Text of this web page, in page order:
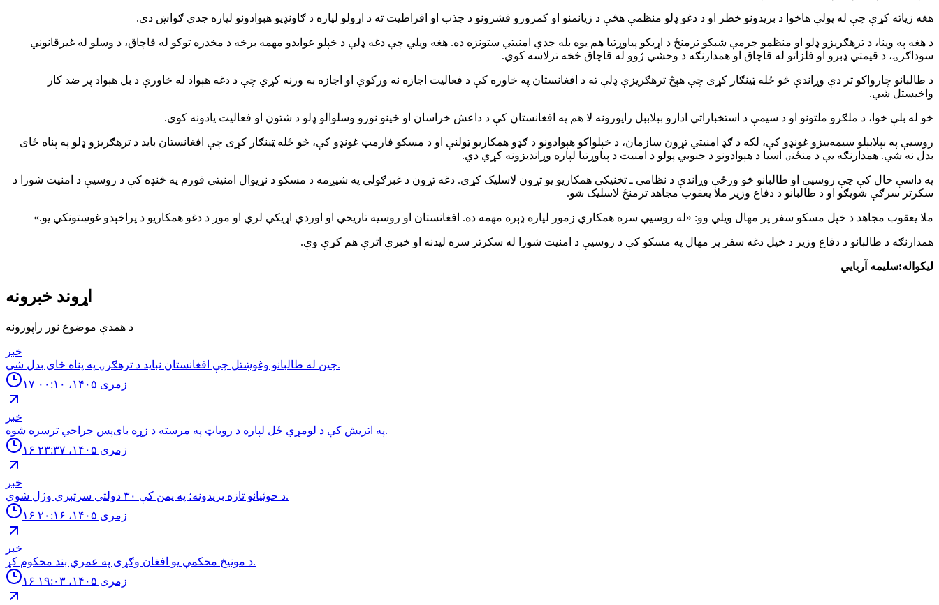
هغه زیاته کړې چې له پولې هاخوا د بریدونو خطر او د دغو ډلو منظمې هڅې د زیانمنو او کمزورو قشرونو د جذب او افراطیت ته د اړولو لپاره د ګاونډیو هېوادونو لپاره جدي ګواښ دی.
د هغه په وینا، د ترهګریزو ډلو او منظمو جرمې شبکو ترمنځ د اړیکو پیاوړتیا هم یوه بله جدي امنیتي ستونزه ده. هغه ویلي چې دغه ډلې د خپلو عوایدو مهمه برخه د مخدره توکو له قاچاق، د وسلو له غیرقانوني
سوداګرۍ، د قیمتي ډبرو او فلزاتو له قاچاق او همدارنګه د وحشي ژوو له قاچاق څخه ترلاسه کوي.
د طالبانو چارواکو تر دې وړاندې څو ځله ټینګار کړی چې هېڅ ترهګریزې ډلې ته د افغانستان په خاوره کې د فعالیت اجازه نه ورکوي او اجازه به ورنه کړي چې د دغه هېواد له خاورې د بل هېواد پر ضد کار
واخیستل شي.
خو له بلې خوا، د ملګرو ملتونو او د سیمې د استخباراتي ادارو بېلابېل راپورونه لا هم په افغانستان کې د داعش خراسان او ځینو نورو وسلوالو ډلو د شتون او فعالیت یادونه کوي.
روسیې په بېلابېلو سیمه‌ییزو غونډو کې، لکه د ګډ امنیتي تړون سازمان، د خپلواکو هېوادونو د ګډو همکاریو ټولنې او د مسکو فارمټ غونډو کې، څو ځله ټینګار کړی چې افغانستان باید د ترهګریزو ډلو په پناه ځای
بدل نه شي. همدارنګه یې د منځنۍ اسیا د هېوادونو د جنوبي پولو د امنیت د پیاوړتیا لپاره وړاندیزونه کړي دي.
په داسې حال کې چې روسیې او طالبانو څو ورځې وړاندې د نظامي ـ تخنیکي همکاریو یو تړون لاسلیک کړی. دغه تړون د غبرګولي په شپږمه د مسکو د نړیوال امنیتي فورم په څنډه کې د روسیې د امنیت شورا د
سکرتر سرګې شویګو او د طالبانو د دفاع وزیر ملا یعقوب مجاهد ترمنځ لاسلیک شو.
ملا یعقوب مجاهد د خپل مسکو سفر پر مهال ویلي وو: «له روسیې سره همکاري زموږ لپاره ډېره مهمه ده. افغانستان او روسیه تاریخي او اوږدې اړیکې لري او موږ د دغو همکاریو د پراخېدو غوښتونکي یو.»
همدارنګه د طالبانو د دفاع وزیر د خپل دغه سفر پر مهال په مسکو کې د روسیې د امنیت شورا له سکرتر سره لیدنه او خبرې اترې هم کړې وې.
لیکواله:سلیمه آریایي
اړوند خبرونه
د همدې موضوع نور راپورونه
خبر
چین له طالبانو وغوښتل چې افغانستان نباید د ترهګرۍ په پناه ځای بدل شي.
۱۷ زمری ۱۴۰۵، ۰۰:۱۰
خبر
په اتریش کې د لومړي ځل لپاره د روباټ په مرسته د زړه بای‌پس جراحي ترسره شوه.
۱۶ زمری ۱۴۰۵، ۲۳:۳۷
خبر
د حوثيانو تازه بريدونه؛ په يمن كې ٣٠ دولتي سرتېري وژل شوي.
۱۶ زمری ۱۴۰۵، ۲۰:۱۶
خبر
د مونیخ محکمې یو افغان وګړی په عمري بند محکوم کړ.
۱۶ زمری ۱۴۰۵، ۱۹:۰۳